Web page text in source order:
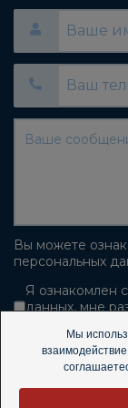
Мы
Вы можете
персональных
Согласие
Я ознакомлен
данных, мне